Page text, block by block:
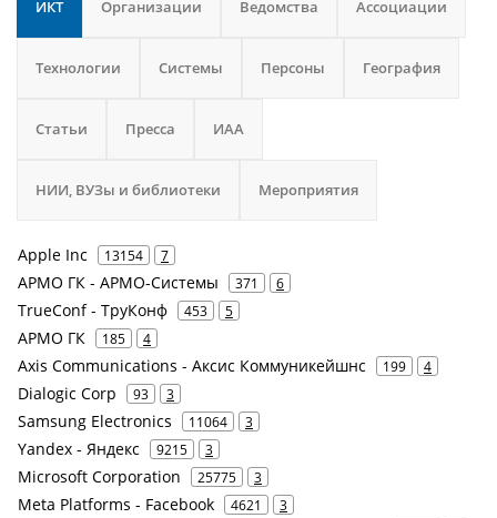
ИКТ Организации Ведомства Ассоциации
Технологии Системы Персоны География
Статьи Пресса ИАА
НИИ, ВУЗы и библиотеки Мероприятия
Apple Inc 13154 7
АРМО ГК - АРМО-Системы 371 6
TrueConf - ТруКонф 453 5
АРМО ГК 185 4
Axis Communications - Аксис Коммуникейшнс 199 4
Dialogic Corp 93 3
Samsung Electronics 11064 3
Yandex - Яндекс 9215 3
Microsoft Corporation 25775 3
Meta Platforms - Facebook 4621 3